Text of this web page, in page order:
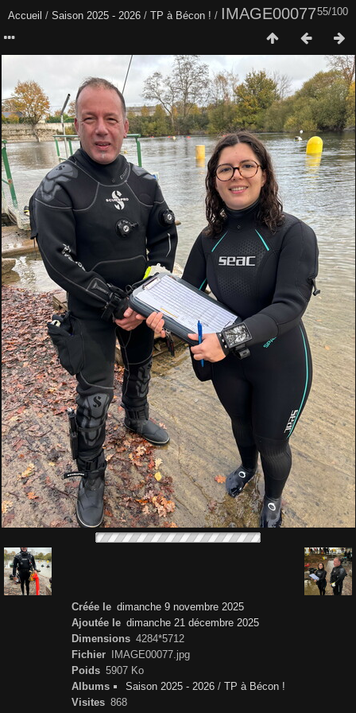
55/100
Accueil / Saison 2025 - 2026 / TP à Bécon ! / IMAGE00077
Créée le dimanche 9 novembre 2025
Ajoutée le dimanche 21 décembre 2025
Dimensions 4284*5712
Fichier
IMAGE00077.jpg
Poids 5907 Ko
Albums
Saison 2025 - 2026/ TP à Bécon !
Visites 868